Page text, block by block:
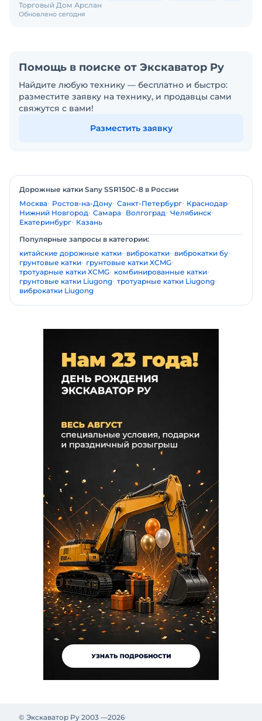
Обновлено сегодня
Торговый Дом Арслан
Помощь в поиске от Экскаватор Ру
Найдите любую технику — бесплатно и быстро:
разместите заявку на технику, и продавцы сами
свяжутся с вами!
Разместить заявку
Дорожные катки Sany SSR150C-8 в России
Москва Ростов-на-Дону Санкт-Петербург Краснодар
Нижний Новгород Самара Волгоград Челябинск
Екатеринбург Казань
Популярные запросы в категории:
китайские дорожные катки виброкатки виброкатки бу
грунтовые катки грунтовые катки XCMG
тротуарные катки XCMG комбинированные катки
грунтовые катки Liugong тротуарные катки Liugong
виброкатки Liugong
© Экскаватор Ру 2003 —2026